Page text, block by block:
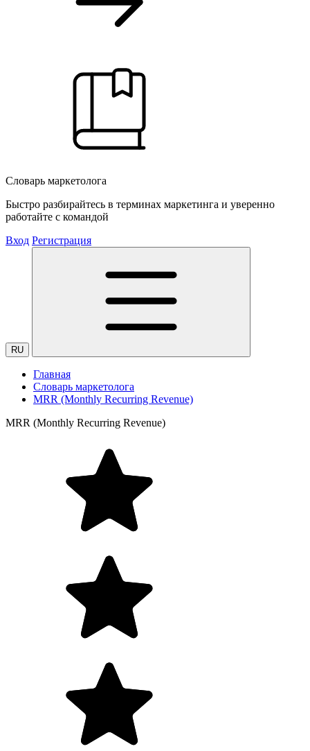
Словарь маркетолога
Быстро разбирайтесь в терминах маркетинга и уверенно
работайте с командой
Вход Регистрация
RU
Главная
Словарь маркетолога
MRR (Monthly Recurring Revenue)
MRR (Monthly Recurring Revenue)